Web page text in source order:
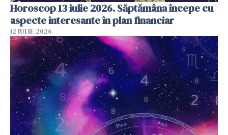
Horoscop 13 iulie 2026. Săptămâna începe cu
aspecte interesante în plan financiar
12 IULIE 2026